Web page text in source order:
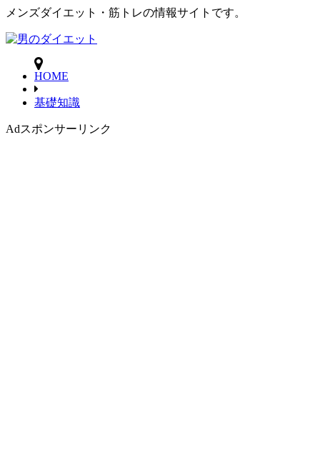
メンズダイエット・筋トレの情報サイトです。
HOME
基礎知識
Adスポンサーリンク